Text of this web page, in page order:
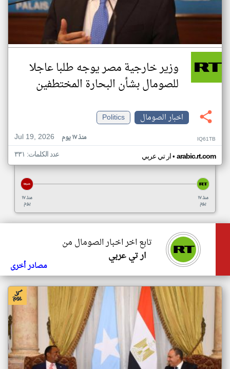
وزير خارجية مصر يوجه طلبا عاجلا
للصومال بشأن البحارة المختطفين
اخبار الصومال
Politics
Jul 19, 2026
منذ ١٧ يوم IQ61TB
ار تي عربي• arabic.rt.com عدد الكلمات: ٣٣١
منذ ١٧
يوم
منذ ١٧
يوم
تابع اخر اخبار الصومال من
ار تي عربي
مصادر أخرى